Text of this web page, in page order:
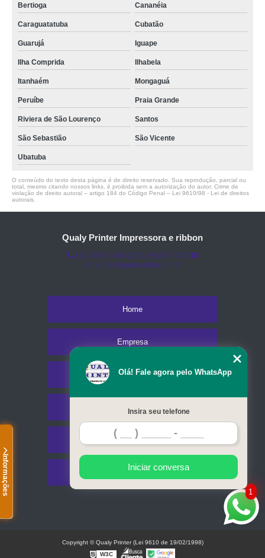
Informações
Bertioga
Cananéia
Caraguatatuba Cubatão
Guarujá Iguape
Ilha Comprida Ilhabela
Itanhaém Mongaguá
Peruíbe Praia Grande
Riviera de São Lourenço Santos
São Sebastião São Vicente
Ubatuba
O conteúdo do texto desta página é de direito reservado. Sua reprodução, parcial ou
total, mesmo citando nossos links, é proibida sem a autorização do autor. Crime de
violação de direito autoral – artigo 184 do Código Penal – Lei 9610/98 - Lei de direitos
autorais
Qualy Printer Impressora e ribbon
(11) 3451-3366
(11) 91098-5778
comercial@qualyprinter.com.br
Home
Empresa
Missão
Serviços
Contato
Mapa do site
1
Olá! Fale agora pelo WhatsApp
Insira seu telefone
Iniciar conversa
Copyright © Qualy Printer (Lei 9610 de 19/02/1998)
W3C